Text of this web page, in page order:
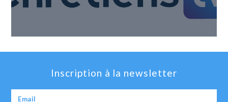
Inscription à la newsletter